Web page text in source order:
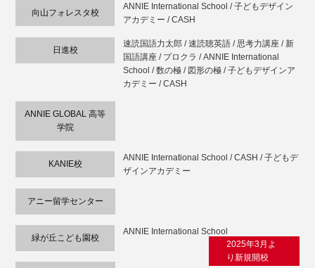
向山フォレスタ校
ANNIE International School / 子どもデザイン
アカデミー / CASH
日進校
速読国語力太郎 / 速読聴英語 / 思考力講座 / 新
国語講座 / プロクラ / ANNIE International
School / 数の極 / 図形の極 / 子どもデザインア
カデミー / CASH
ANNIE GLOBAL 高等
学院
KANIE校
ANNIE International School / CASH / 子どもデ
ザインアカデミー
アニー留学センター
緑が丘こども園校
ANNIE International School
2025年3月よ
り新規開校